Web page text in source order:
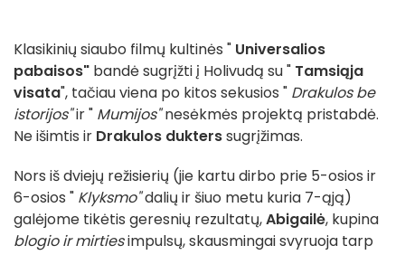
Klasikinių siaubo filmų kultinės " Universalios
pabaisos" bandė sugrįžti į Holivudą su " Tamsiąja
visata", tačiau viena po kitos sekusios " Drakulos be
istorijos"ir " Mumijos"nesėkmės projektą pristabdė.
Ne išimtis ir Drakulos dukterssugrįžimas.
Nors iš dviejų režisierių (jie kartu dirbo prie 5-osios ir
6-osios " Klyksmo"dalių ir šiuo metu kuria 7-ąją)
galėjome tikėtis geresnių rezultatų,Abigailė, kupina
blogio ir mirtiesimpulsų, skausmingai svyruoja tarp